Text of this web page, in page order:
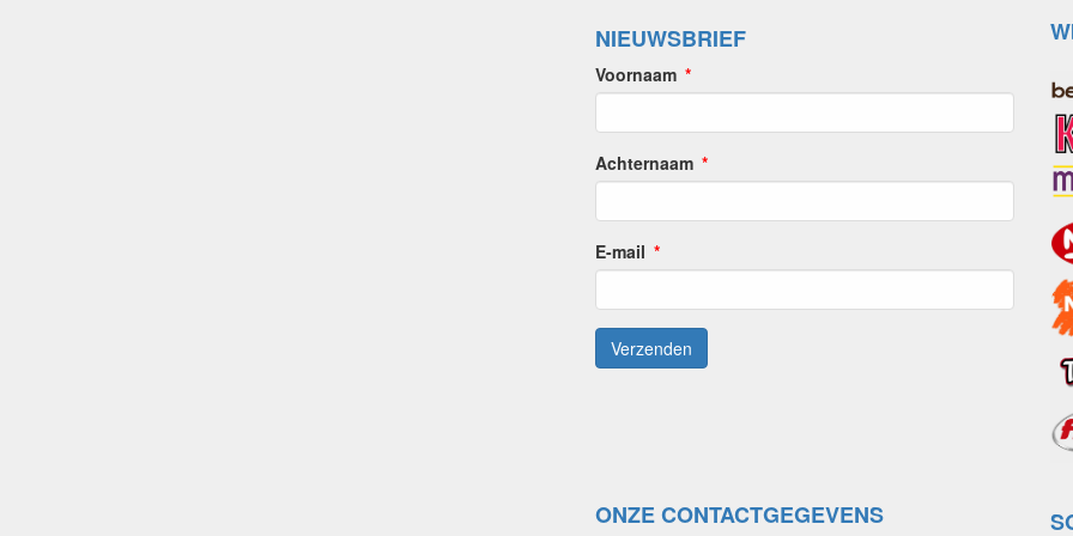
NIEUWSBRIEF
Voornaam
Achternaam
E-mail
ONZE CONTACTGEGEVENS